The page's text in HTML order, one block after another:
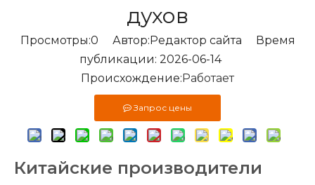
духов
Просмотры:0 Автор:Pедактор сайта Время
публикации: 2026-06-14
Происхождение:Работает
Запрос цены
Китайские производители